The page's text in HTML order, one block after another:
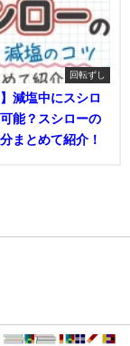
回転ずし
】減塩中にスシロ
能？スシローの
まとめて紹介！